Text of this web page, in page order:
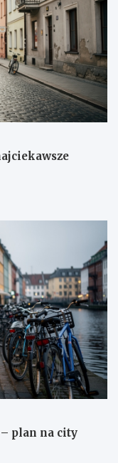
– plan na city